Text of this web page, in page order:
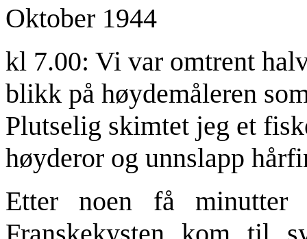
Oktober 1944
kl 7.00: Vi var omtrent
blikk på høydemåleren
Plutselig skimtet jeg et
høyderor og unnslapp
Etter noen få